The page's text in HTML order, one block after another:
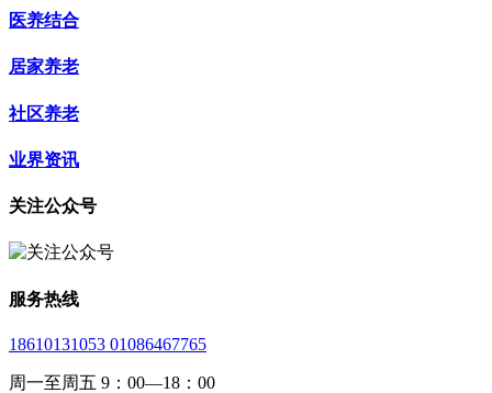
医养结合
居家养老
社区养老
业界资讯
关注公众号
服务热线
18610131053 01086467765
周一至周五 9：00—18：00